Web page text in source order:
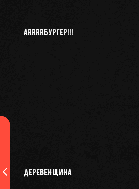
ARRRRБУРГЕР!!!
ДЕРЕВЕНЩИНА